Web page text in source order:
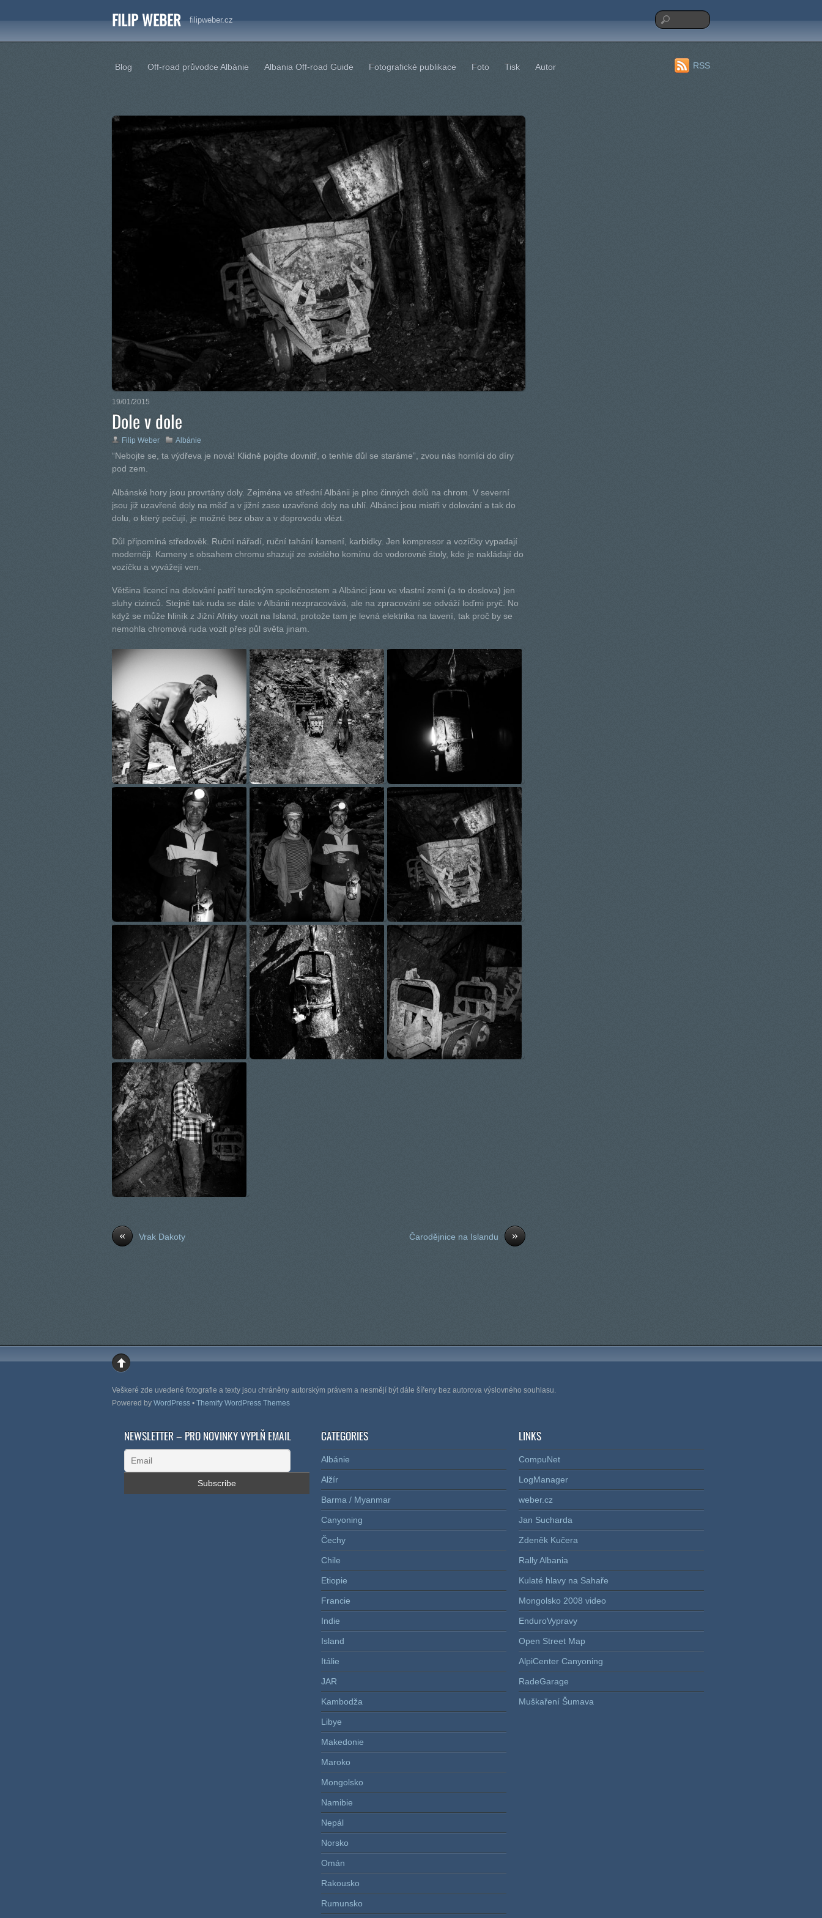
FILIP WEBER filipweber.cz
Blog Off-road průvodce Albánie Albania Off-road Guide Fotografické publikace Foto Tisk Autor RSS
19/01/2015
Dole v dole
Filip Weber Albánie
“Nebojte se, ta výdřeva je nová! Klidně pojďte dovnitř, o tenhle důl se staráme”, zvou nás horníci do díry
pod zem.
Albánské hory jsou provrtány doly. Zejména ve střední Albánii je plno činných dolů na chrom. V severní
jsou již uzavřené doly na měď a v jižní zase uzavřené doly na uhlí. Albánci jsou mistři v dolování a tak do
dolu, o který pečují, je možné bez obav a v doprovodu vlézt.
Důl připomíná středověk. Ruční nářadí, ruční tahání kamení, karbidky. Jen kompresor a vozíčky vypadají
moderněji. Kameny s obsahem chromu shazují ze svislého komínu do vodorovné štoly, kde je nakládají do
vozíčku a vyvážejí ven.
Většina licencí na dolování patří tureckým společnostem a Albánci jsou ve vlastní zemi (a to doslova) jen
sluhy cizinců. Stejně tak ruda se dále v Albánii nezpracovává, ale na zpracování se odváží loďmi pryč. No
když se může hliník z Jižní Afriky vozit na Island, protože tam je levná elektrika na tavení, tak proč by se
nemohla chromová ruda vozit přes půl světa jinam.
« Vrak Dakoty »
Čarodějnice na Islandu
Veškeré zde uvedené fotografie a texty jsou chráněny autorským právem a nesmějí být dále šířeny bez autorova výslovného souhlasu.
Powered by WordPress • Themify WordPress Themes
NEWSLETTER – PRO NOVINKY VYPLŇ EMAIL CATEGORIES
Albánie
Alžír
Barma / Myanmar
Canyoning
Čechy
Chile
Etiopie
Francie
Indie
Island
Itálie
JAR
Kambodža
Libye
Makedonie
Maroko
Mongolsko
Namibie
Nepál
Norsko
Omán
Rakousko
Rumunsko
LINKS
CompuNet
LogManager
weber.cz
Jan Sucharda
Zdeněk Kučera
Rally Albania
Kulaté hlavy na Sahaře
Mongolsko 2008 video
EnduroVypravy
Open Street Map
AlpiCenter Canyoning
RadeGarage
Muškaření Šumava